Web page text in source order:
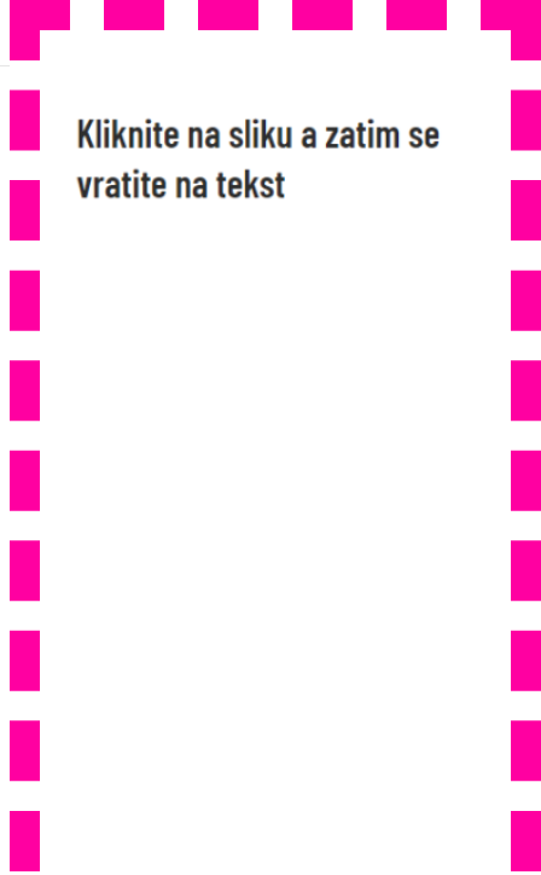
ZAPOSLIO RADNIKE U
NJEMAČKOJ NA “CRNO”: Nije
Im Isplaćivao Ni Minimalnu
Satnicu
Djelatnici carine iz njemačkog grada Münster su